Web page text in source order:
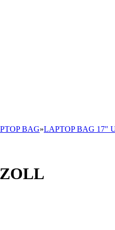
BAG»LAPTOP BAG 17"